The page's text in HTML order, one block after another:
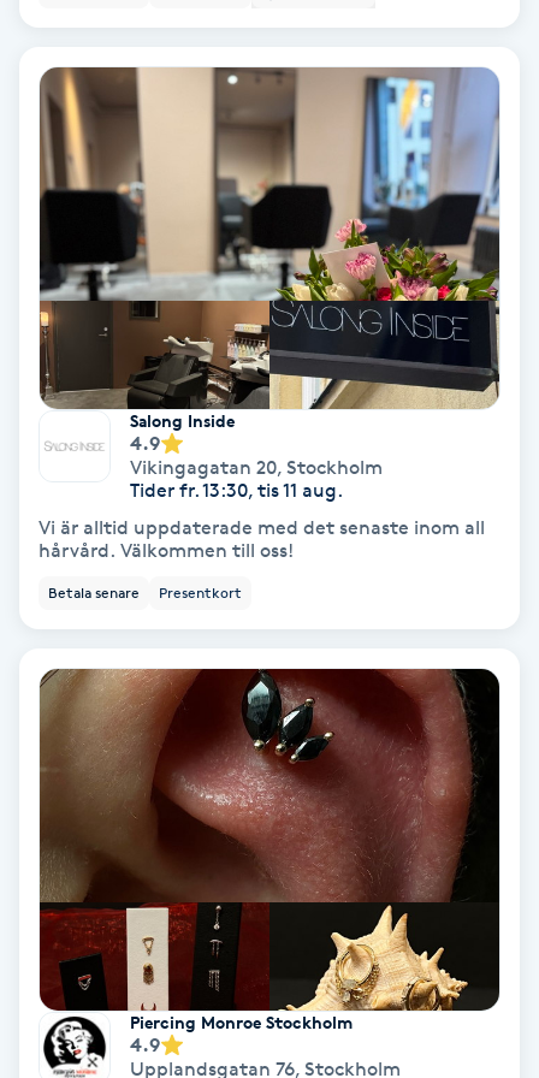
Cryoterapi
Damklippning
Diamantslipning
Enzympeeling
Extensions
Extensions borttagning
Face framing
Faceliftmassage
Fet hårbotten
Fettreducering
Fibromassage
Fillers
Salong Inside
4.9
Vikingagatan 20, Stockholm
Tider fr. 13:30, tis 11 aug.
Vi är alltid uppdaterade med det senaste inom all
hårvård. Välkommen till oss!
Betala senare Presentkort
Piercing Monroe Stockholm
4.9
Upplandsgatan 76, Stockholm